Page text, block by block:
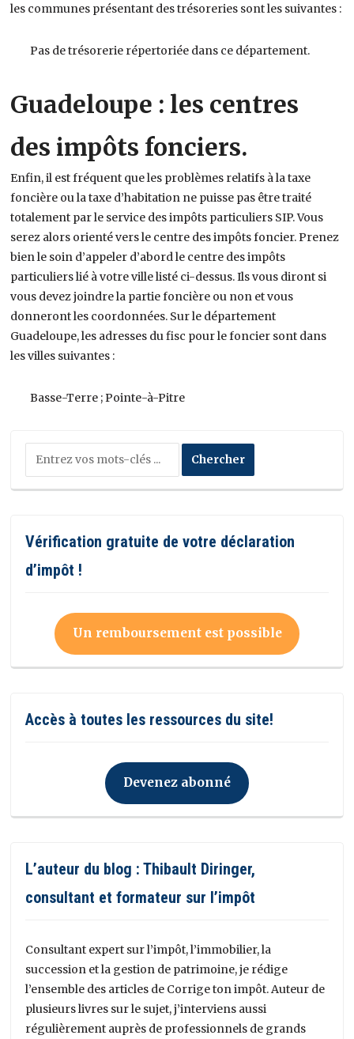
les communes présentant des trésoreries sont les suivantes :
Pas de trésorerie répertoriée dans ce département.
Guadeloupe : les centres
des impôts fonciers.
Enfin, il est fréquent que les problèmes relatifs à la taxe
foncière ou la taxe d’habitation ne puisse pas être traité
totalement par le service des impôts particuliers SIP. Vous
serez alors orienté vers le centre des impôts foncier. Prenez
bien le soin d’appeler d’abord le centre des impôts
particuliers lié à votre ville listé ci-dessus. Ils vous diront si
vous devez joindre la partie foncière ou non et vous
donneront les coordonnées. Sur le département
Guadeloupe, les adresses du fisc pour le foncier sont dans
les villes suivantes :
Basse-Terre ; Pointe-à-Pitre
Vérification gratuite de votre déclaration
d’impôt !
Un remboursement est possible
Accès à toutes les ressources du site!
Devenez abonné
L’auteur du blog : Thibault Diringer,
consultant et formateur sur l’impôt
Consultant expert sur l’impôt, l’immobilier, la
succession et la gestion de patrimoine, je rédige
l’ensemble des articles de Corrige ton impôt. Auteur de
plusieurs livres sur le sujet, j’interviens aussi
régulièrement auprès de professionnels de grands